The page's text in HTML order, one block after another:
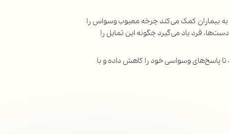
بیماران کمک می‌کند چرخه معیوب وسواس را
فرد یاد می‌گیرد چگونه این تمایل را
تا پاسخ‌های وسواسی خود را کاهش داده و با